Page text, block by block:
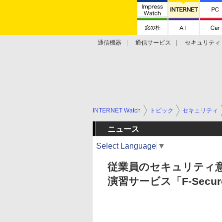
通信機器 通信サービス
セキュリティ
INTERNET Watch トピック セキュリティ
ニュース
Select Language ▼
従業員のセキュリティ
演習サービス「F-